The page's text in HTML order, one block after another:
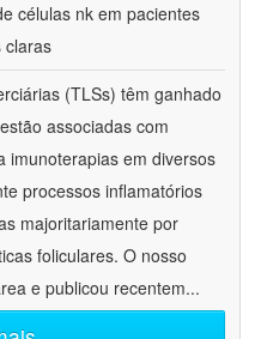
células nk em pacientes
claras
(TLSs) têm ganhado
associadas com
imunoterapias em diversos
processos inflamatórios
majoritariamente por
foliculares. O nosso
e publicou recentem...